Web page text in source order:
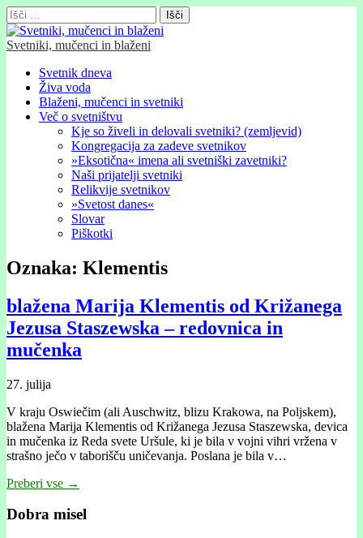
Išči:
Svetniki, mučenci in blaženi
Glavni
meni
Skip
content
Svetnik dneva
Živa voda
Blaženi, mučenci in svetniki
Več o svetništvu
Kje so živeli in delovali svetniki? (zemljevid)
Kongregacija za zadeve svetnikov
»Eksotična« imena ali svetniški zavetniki?
Naši prijatelji svetniki
Relikvije svetnikov
»Svetost danes«
Slovar
Piškotki
Oznaka: Klementis
blažena Marija Klementis od Križanega
Jezusa Staszewska – redovnica in
mučenka
27. julija
V kraju Oswiečim (ali Auschwitz, blizu Krakowa, na Poljskem),
blažena Marija Klementis od Križanega Jezusa Staszewska, devica
in mučenka iz Reda svete Uršule, ki je bila v vojni vihri vržena v
strašno ječo v taborišču uničevanja. Poslana je bila v…
Preberi vse →
Dobra misel